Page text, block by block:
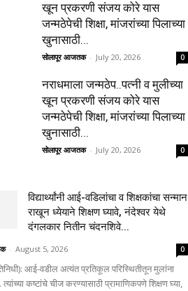
खून प्रकरणी संजय कोरे यास
जन्मठेपेची शिक्षा, मांजरांच्या पिलाच्या
खुनासाठी...
सोलापूर आजतक - July 20, 2026 0
नराधमाला जन्मठेप..पत्नी व मुलीच्या
खून प्रकरणी संजय कोरे यास
जन्मठेपेची शिक्षा, मांजरांच्या पिलाच्या
खुनासाठी...
सोलापूर आजतक - July 20, 2026 0
विद्यार्थ्यांनी आई-वडिलांचा व शिक्षकांचा सन्मान
राखून ध्येयाने शिक्षण घ्यावे, नंदेश्वर येथे
दंगलकार नितीन चंदनशिवे...
- August 5, 2026 0
आई-वडील अत्यंत प्रतिकूल परिस्थितीतून मुलांना
त्यांच्या कष्टांचे चीज करण्यासाठी प्रामाणिकपणे शिक्षण घ्या,